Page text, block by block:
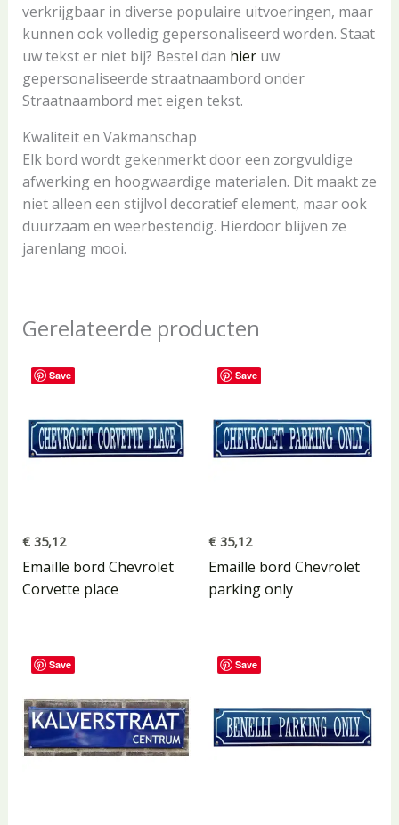
verkrijgbaar in diverse populaire uitvoeringen, maar
kunnen ook volledig gepersonaliseerd worden. Staat
uw tekst er niet bij? Bestel dan hieruw
gepersonaliseerde straatnaambord onder
Straatnaambord met eigen tekst.
Kwaliteit en Vakmanschap
Elk bord wordt gekenmerkt door een zorgvuldige
afwerking en hoogwaardige materialen. Dit maakt ze
niet alleen een stijlvol decoratief element, maar ook
duurzaam en weerbestendig. Hierdoor blijven ze
jarenlang mooi.
Gerelateerde producten
Save
€35,12
Emaille bord Chevrolet
Corvette place
Save
€ 35,12
Emaille bord Chevrolet
parking only
Save Save